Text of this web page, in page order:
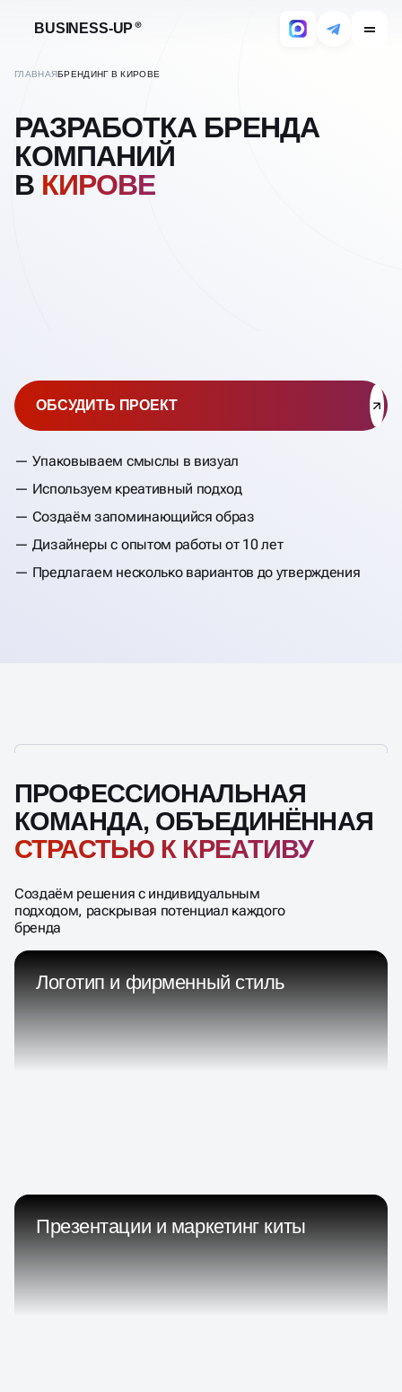
BUSINESS-UP
ГЛАВНАЯБРЕНДИНГ В КИРОВЕ
РАЗРАБОТКА БРЕНДА
КОМПАНИЙ
В КИРОВЕ
Упаковываем смыслы в визуал
Используем креативный подход
Создаём запоминающийся образ
Дизайнеры с опытом работы от 10 лет
Предлагаем несколько вариантов до утверждения
ОБСУДИТЬ ПРОЕКТ
ПРОФЕССИОНАЛЬНАЯ
КОМАНДА, ОБЪЕДИНЁННАЯ
СТРАСТЬЮ К КРЕАТИВУ
Создаём решения с индивидуальным
подходом, раскрывая потенциал каждого
бренда
Логотип и фирменный стиль
Презентации и маркетинг киты